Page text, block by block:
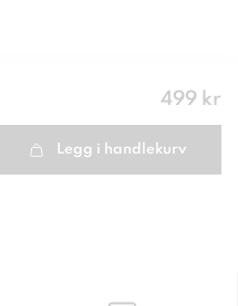
Pris:
499 kr
Legg i handlekurv